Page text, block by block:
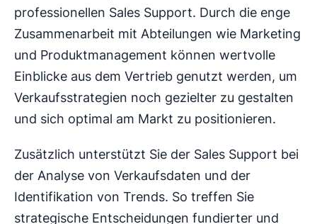
professionellen Sales Support. Durch die enge
Zusammenarbeit mit Abteilungen wie Marketing
und Produktmanagement können wertvolle
Einblicke aus dem Vertrieb genutzt werden, um
Verkaufsstrategien noch gezielter zu gestalten
und sich optimal am Markt zu positionieren.
Zusätzlich unterstützt Sie der Sales Support bei
der Analyse von Verkaufsdaten und der
Identifikation von Trends. So treffen Sie
strategische Entscheidungen fundierter und